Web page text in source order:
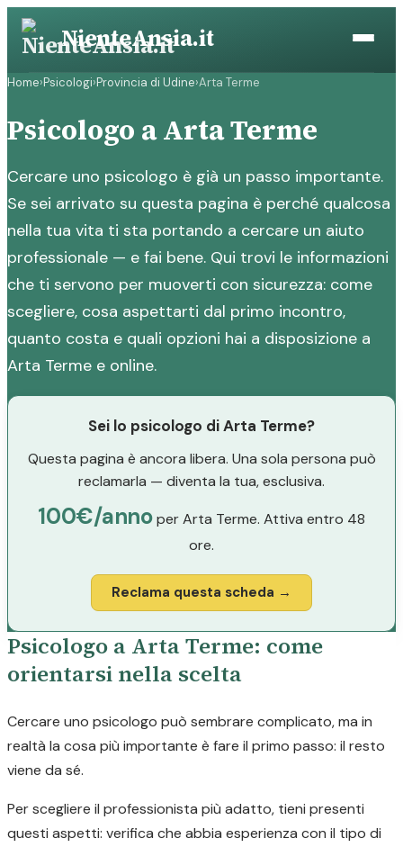
Vai
contenuto
NienteAnsia.it
Home›Psicologi›Provincia di Udine›Arta Terme
Psicologo a Arta Terme
Cercare uno psicologo è già un passo importante.
Se sei arrivato su questa pagina è perché qualcosa
nella tua vita ti sta portando a cercare un aiuto
professionale — e fai bene. Qui trovi le informazioni
che ti servono per muoverti con sicurezza: come
scegliere, cosa aspettarti dal primo incontro,
quanto costa e quali opzioni hai a disposizione a
Arta Terme e online.
Sei lo psicologo di Arta Terme?
Questa pagina è ancora libera. Una sola persona può
reclamarla — diventa la tua, esclusiva.
100€/annoper Arta Terme. Attiva entro 48
ore.
Reclama questa scheda →
Psicologo a Arta Terme: come
orientarsi nella scelta
Cercare uno psicologo può sembrare complicato, ma in
realtà la cosa più importante è fare il primo passo: il resto
viene da sé.
Per scegliere il professionista più adatto, tieni presenti
questi aspetti: verifica che abbia esperienza con il tipo di